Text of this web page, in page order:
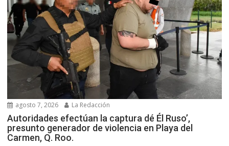
agosto 7, 2026 La Redacción
Autoridades efectúan la captura dé Él Ruso’,
presunto generador de violencia en Playa del
Carmen, Q. Roo.